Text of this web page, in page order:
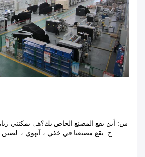
س: أين يقع المصنع الخاص بك؟هل يمكنني
ج: يقع مصنعنا في خفي ، آنهوي ، الصين